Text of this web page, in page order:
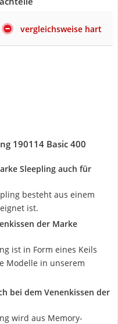
vergleichsweise hart
190114 Basic 400
Sleepling auch für
besteht aus einem
ist.
der Marke
ist in Form eines Keils
Modelle in unserem
bei dem Venenkissen der
wird aus Memory-